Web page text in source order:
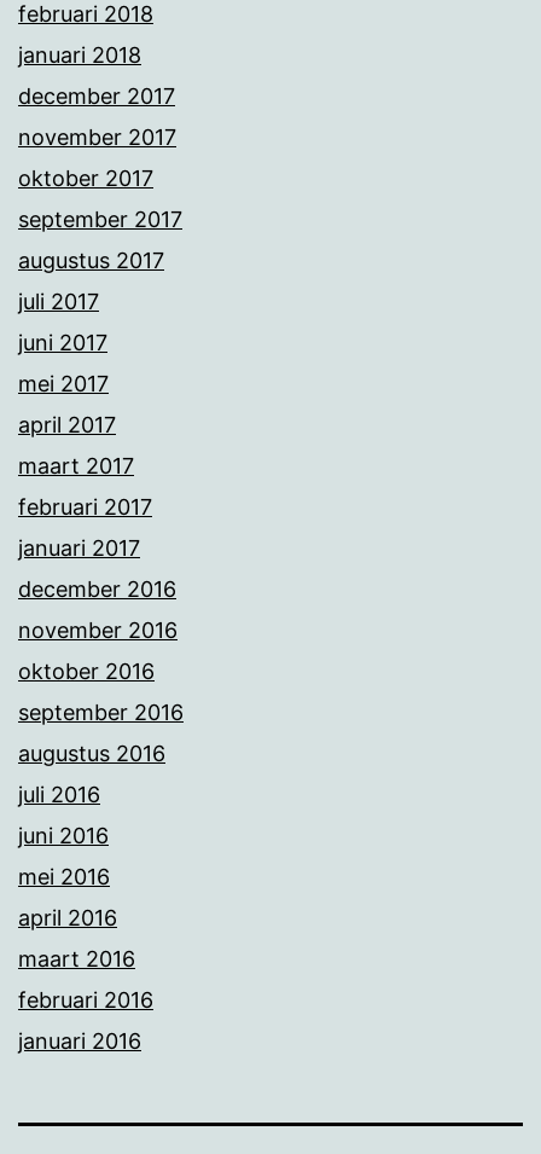
februari 2018
januari 2018
december 2017
november 2017
oktober 2017
september 2017
augustus 2017
juli 2017
juni 2017
mei 2017
april 2017
maart 2017
februari 2017
januari 2017
december 2016
november 2016
oktober 2016
september 2016
augustus 2016
juli 2016
juni 2016
mei 2016
april 2016
maart 2016
februari 2016
januari 2016